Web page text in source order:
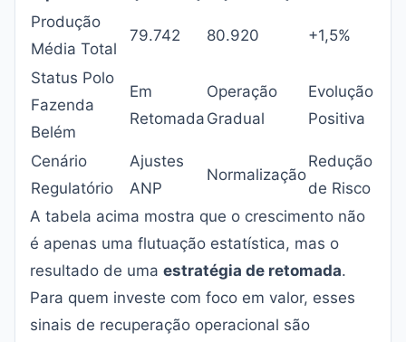
Produção
Média Total
79.742 80.920 +1,5%
Status Polo
Fazenda
Belém
Em
Retomada
Operação
Gradual
Evolução
Positiva
Cenário
Regulatório
Ajustes
ANP
Normalização
Redução
de Risco
A tabela acima mostra que o crescimento não
é apenas uma flutuação estatística, mas o
resultado de uma estratégia de retomada.
Para quem investe com foco em valor, esses
sinais de recuperação operacional são